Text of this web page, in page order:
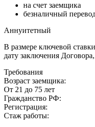
на счет заемщика
безналичный
Аннуитетный
В размере ключевой
дату заключения
Требования
Возраст заемщика:
От 21 до 75 лет
Гражданство РФ:
Регистрация:
Стаж работы: